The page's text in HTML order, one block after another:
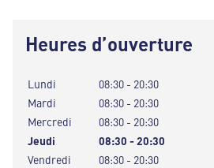
Heures d’ouverture
Lundi
08:30 - 20:30
Mardi
08:30 - 20:30
Mercredi
08:30 - 20:30
Jeudi
08:30 - 20:30
Vendredi
08:30 - 20:30